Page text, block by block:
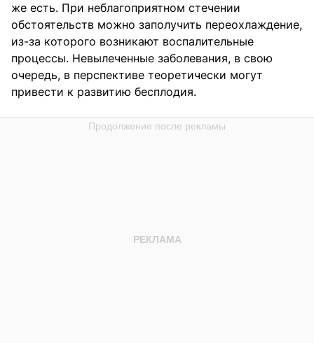
же есть. При неблагоприятном стечении
обстоятельств можно заполучить переохлаждение,
из-за которого возникают воспалительные
процессы. Невылеченные заболевания, в свою
очередь, в перспективе теоретически могут
привести к развитию бесплодия.